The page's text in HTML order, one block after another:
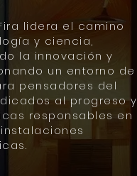
lidera el camino
y ciencia,
la innovación y
un entorno de
pensadores del
al progreso y
responsables en